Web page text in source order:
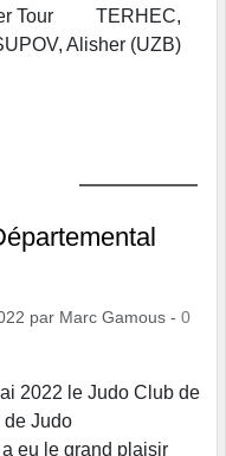
Tour TERHEC,
Alisher (UZB)
par Marc Gamous - 0
2022 le Judo Club de
de Judo
eu le grand plaisir